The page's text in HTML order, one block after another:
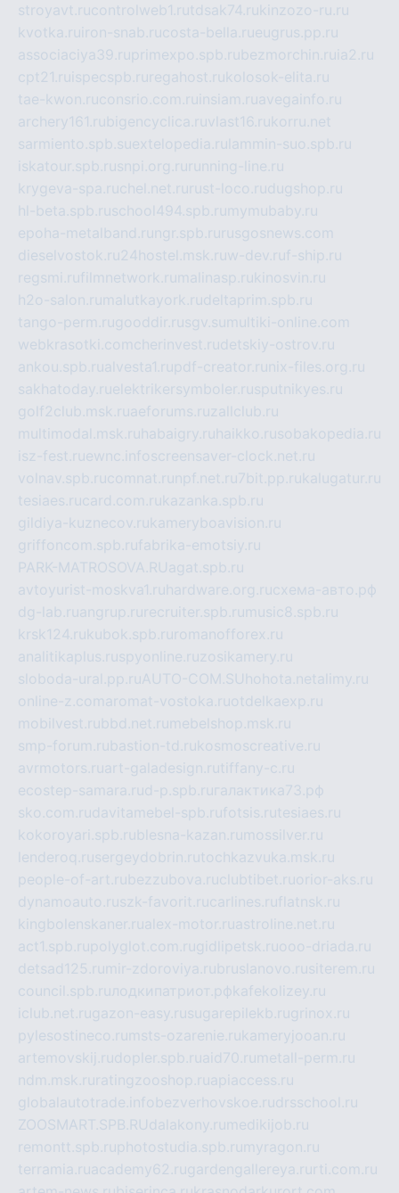
stroyavt.rucontrolweb1.rutdsak74.rukinzozo-ru.ru
kvotka.ru iron-snab.rucosta-bella.rueugrus.pp.ru
associaciya39.ruprimexpo.spb.rubezmorchin.ru ia2.ru
cpt21.ru ispecspb.ru regahost.rukolosok-elita.ru
tae-kwon.ruconsrio.com.ru insiam.ruavegainfo.ru
archery161.rubigencyclica.ruvlast16.rukorru.net
sarmiento.spb.suextelopedia.ru lammin-suo.spb.ru
iskatour.spb.rusnpi.org.ru running-line.ru
krygeva-spa.ruchel.net.ru rust-loco.rudugshop.ru
hl-beta.spb.ruschool494.spb.ru mymubaby.ru
epoha-metalband.ru ngr.spb.ru rusgosnews.com
dieselvostok.ru24hostel.msk.ruw-dev.ruf-ship.ru
regsmi.rufilmnetwork.ru malinasp.rukinosvin.ru
h2o-salon.ru malutkayork.rudeltaprim.spb.ru
tango-perm.rugooddir.rusgv.su multiki-online.com
webkrasotki.comcherinvest.rudetskiy-ostrov.ru
ankou.spb.rualvesta1.rupdf-creator.ru nix-files.org.ru
sakhatoday.ruelektrikersymboler.rusputnikyes.ru
golf2club.msk.ruaeforums.ruzallclub.ru
multimodal.msk.ru habaigry.ru haikko.rusobakopedia.ru
isz-fest.ruewnc.infoscreensaver-clock.net.ru
volnav.spb.rucomnat.ru npf.net.ru7bit.pp.rukalugatur.ru
tesiaes.rucard.com.rukazanka.spb.ru
gildiya-kuznecov.rukameryboavision.ru
griffoncom.spb.rufabrika-emotsiy.ru
PARK-MATROSOVA.RUagat.spb.ru
avtoyurist-moskva1.ru hardware.org.ruсхема-авто.рф
dg-lab.ruangrup.ru recruiter.spb.ru music8.spb.ru
krsk124.rukubok.spb.ru romanofforex.ru
analitikaplus.ruspyonline.ruzosikamery.ru
sloboda-ural.pp.ruAUTO-COM.SU hohota.netalimy.ru
online-z.comaromat-vostoka.ruotdelkaexp.ru
mobilvest.rubbd.net.ru mebelshop.msk.ru
smp-forum.rubastion-td.rukosmoscreative.ru
avrmotors.ruart-galadesign.rutiffany-c.ru
ecostep-samara.rud-p.spb.ru галактика73.рф
sko.com.rudavitamebel-spb.rufotsis.rutesiaes.ru
kokoroyari.spb.rublesna-kazan.ru mossilver.ru
lenderoq.rusergeydobrin.rutochkazvuka.msk.ru
people-of-art.rubezzubova.ruclubtibet.ruorior-aks.ru
dynamoauto.ruszk-favorit.rucarlines.ruflatnsk.ru
kingbolenskaner.rualex-motor.ruastroline.net.ru
act1.spb.rupolyglot.com.rugidlipetsk.ruooo-driada.ru
detsad125.ru mir-zdoroviya.rubruslanovo.rusiterem.ru
council.spb.ruлодкипатриот.рфkafekolizey.ru
iclub.net.rugazon-easy.rusugarepilekb.rugrinox.ru
pylesostineco.ru msts-ozarenie.rukameryjooan.ru
artemovskij.rudopler.spb.ruaid70.ru metall-perm.ru
ndm.msk.ru ratingzooshop.ruapiaccess.ru
globalautotrade.info bezverhovskoe.rudrsschool.ru
ZOOSMART.SPB.RUdalakony.ru medikijob.ru
remontt.spb.ruphotostudia.spb.ru myragon.ru
terramia.ruacademy62.rugardengallereya.ru rti.com.ru